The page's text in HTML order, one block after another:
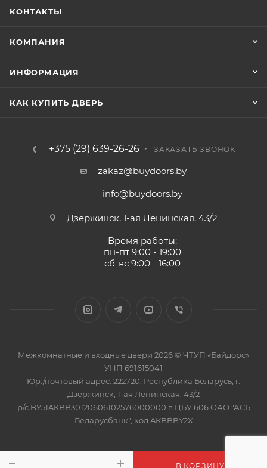
В КОРЗИНУ
КОНТАКТЫ
КОМПАНИЯ
ИНФОРМАЦИЯ
КАК КУПИТЬ ДВЕРЬ
+375 (29) 639-26-26 ЗАКАЗАТЬ ЗВОНОК
zakaz@buydoors.by
info@buydoors.by
Дзержинск, 1-ая Ленинская, 43/2
Время работы:
пн-пт 9:00 - 19:00
сб-вс 9:00 - 16:00
Межкомнатные и входные двери 2026 © ЧТУП «Байдорс»
УНП 691615041
Юр./почтовый адрес: 222720, Республика Беларусь, г.
Дзержинск, 1-ая Ленинская, 43/2
р/с BY51AKBB30120606102576000000 в ЦБУ 606 ОАО "АСБ
Беларусбанк", код AKBBBY2X